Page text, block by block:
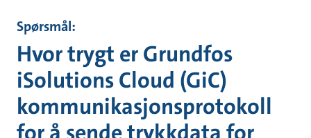
Spørsmål:
Hvor trygt er Grundfos
iSolutions Cloud (GiC)
kommunikasjonsprotokoll